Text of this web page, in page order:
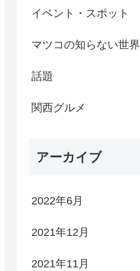
イベント・スポット
マツコの知らない世界
話題
関西グルメ
アーカイブ
2022年6月
2021年12月
2021年11月